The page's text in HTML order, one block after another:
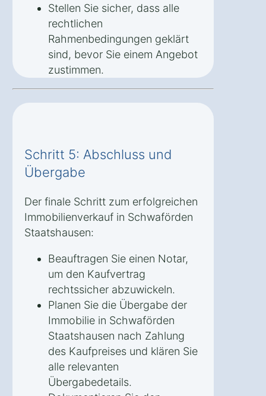
Stellen Sie sicher, dass alle
rechtlichen
Rahmenbedingungen geklärt
sind, bevor Sie einem Angebot
zustimmen.
Schritt 5: Abschluss und
Übergabe
Der finale Schritt zum erfolgreichen
Immobilienverkauf in Schwaförden
Staatshausen:
Beauftragen Sie einen Notar,
um den Kaufvertrag
rechtssicher abzuwickeln.
Planen Sie die Übergabe der
Immobilie in Schwaförden
Staatshausen nach Zahlung
des Kaufpreises und klären Sie
alle relevanten
Übergabedetails.